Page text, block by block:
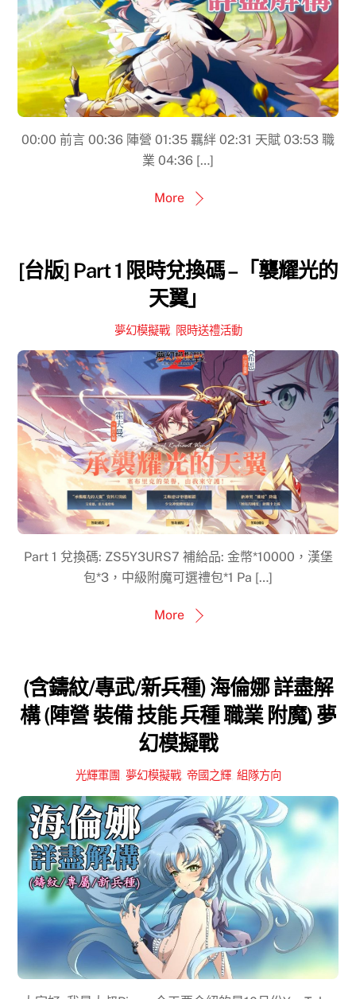
00:00​ 前言 00:36 陣營 01:35 羈絆 02:31​ 天賦 03:53​ 職
業 04:36​ […]
More
[台版] Part 1 限時兌換碼 –「襲耀光的
天翼」
夢幻模擬戰, 限時送禮活動
Part 1 兌換碼: ZS5Y3URS7 補給品: 金幣*10000，漢堡
包*3，中級附魔可選禮包*1 Pa […]
More
(含鑄紋/專武/新兵種) 海倫娜 詳盡解
構 (陣營 裝備 技能 兵種 職業 附魔) 夢
幻模擬戰
光輝軍團 夢幻模擬戰, 帝國之輝, 組隊方向